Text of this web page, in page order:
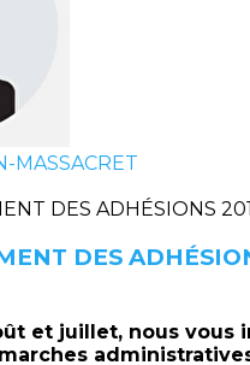
MASSACRET
DES
et juillet, nous vous